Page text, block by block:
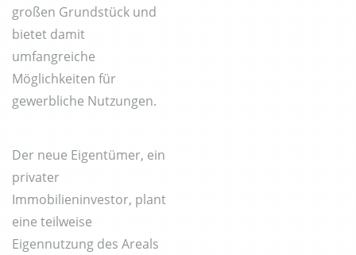
großen Grundstück und
bietet damit
umfangreiche
Möglichkeiten für
gewerbliche Nutzungen.
Der neue Eigentümer, ein
privater
Immobilieninvestor, plant
eine teilweise
Eigennutzung des Areals